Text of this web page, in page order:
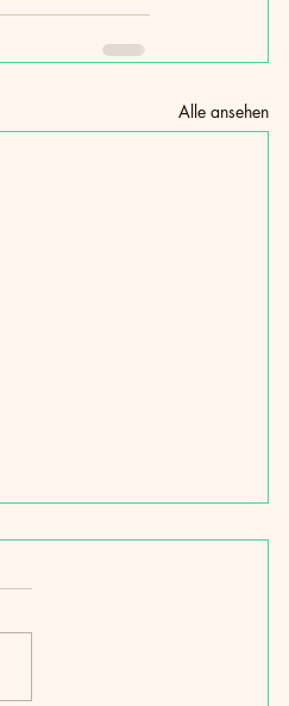
Alle ansehen